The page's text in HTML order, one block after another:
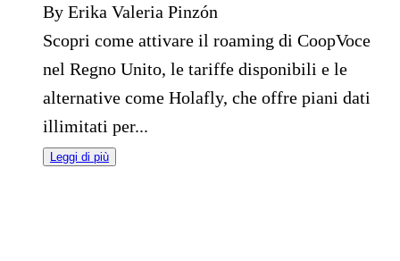
By Erika Valeria Pinzón
Scopri come attivare il roaming di CoopVoce
nel Regno Unito, le tariffe disponibili e le
alternative come Holafly, che offre piani dati
illimitati per...
Leggi di più